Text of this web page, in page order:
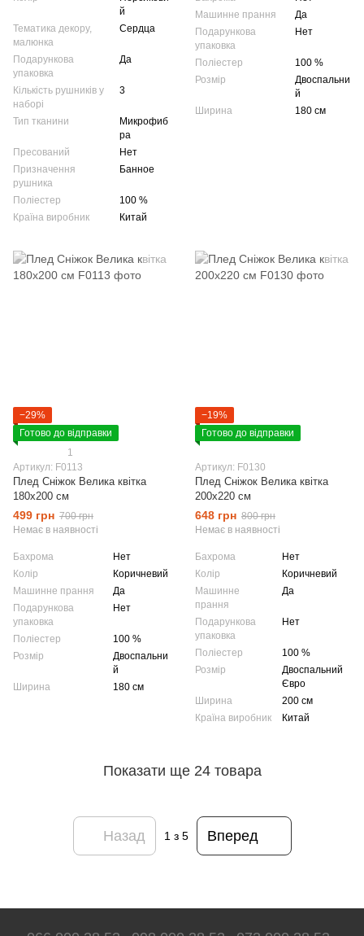
й
Тематика декору,
малюнка
Сердца
Подарункова
упаковка
Да
Кількість рушників у
наборі
3
Тип тканини
Микрофиб
ра
Пресований
Нет
Призначення
рушника
Банное
Поліестер
100 %
Країна виробник
Китай
Машинне прання
Да
Подарункова
упаковка
Нет
Поліестер
100 %
Розмір
Двоспальни
й
Ширина
180 см
−29%
Готово до відправки
1
Артикул: F0113
Плед Сніжок Велика квітка
180х200 см
499 грн 700 грн
Немає в наявності
Бахрома
Нет
Колір
Коричневий
Машинне прання
Да
Подарункова
упаковка
Нет
Поліестер
100 %
Розмір
Двоспальни
й
Ширина
180 см
−19%
Готово до відправки
Артикул: F0130
Плед Сніжок Велика квітка
200х220 см
648 грн 800 грн
Немає в наявності
Бахрома
Нет
Колір
Коричневий
Машинне
прання
Да
Подарункова
упаковка
Нет
Поліестер
100 %
Розмір
Двоспальний
Євро
Ширина
200 см
Країна виробник
Китай
Показати ще 24 товара
Назад 1з 5 Вперед